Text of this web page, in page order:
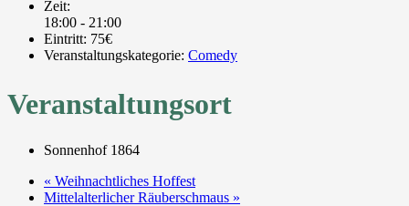
Zeit:
18:00 - 21:00
Eintritt: 75€
Veranstaltungskategorie: Comedy
Veranstaltungsort
Sonnenhof 1864
« Weihnachtliches Hoffest
Mittelalterlicher Räuberschmaus »